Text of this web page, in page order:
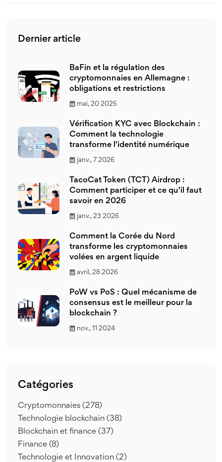
Dernier article
BaFin et la régulation des
cryptomonnaies en Allemagne :
obligations et restrictions
mai, 20 2025
Vérification KYC avec Blockchain :
Comment la technologie
transforme l'identité numérique
janv., 7 2026
TacoCat Token (TCT) Airdrop :
Comment participer et ce qu'il faut
savoir en 2026
janv., 23 2026
Comment la Corée du Nord
transforme les cryptomonnaies
volées en argent liquide
avril, 28 2026
PoW vs PoS : Quel mécanisme de
consensus est le meilleur pour la
blockchain ?
nov., 11 2024
Catégories
Cryptomonnaies (278)
Technologie blockchain (38)
Blockchain et finance (37)
Finance (8)
Technologie et Innovation (2)